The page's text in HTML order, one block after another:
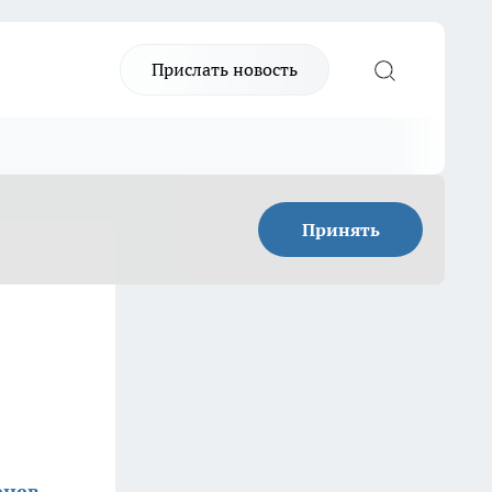
Прислать новость
Принять